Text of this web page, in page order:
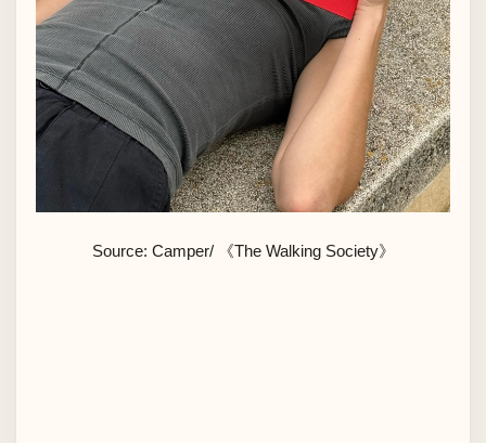
Source: Camper/ 《The Walking Society》